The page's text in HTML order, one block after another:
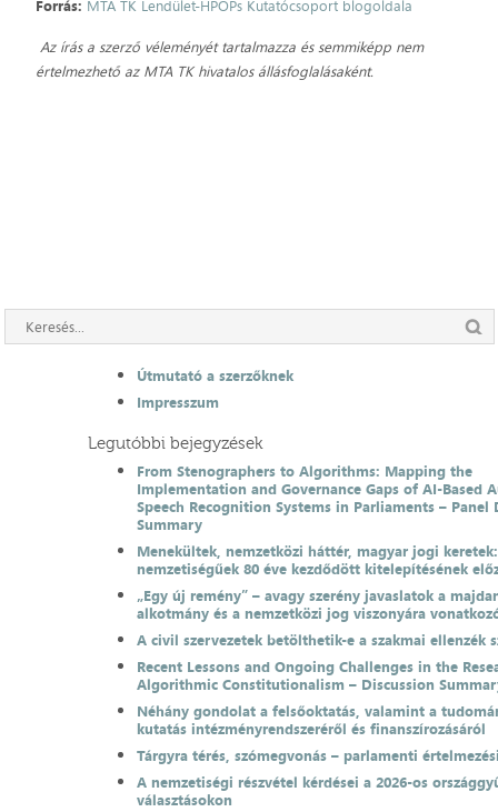
Forrás: MTA TK Lendület-HPOPs Kutatócsoport blogoldala
Az írás a szerző véleményét tartalmazza és semmiképp nem
értelmezhető az MTA TK hivatalos állásfoglalásaként.
Útmutató a szerzőknek
Impresszum
Legutóbbi bejegyzések
From Stenographers to Algorithms: Mapping the
Implementation and Governance Gaps of AI-Based
Speech Recognition Systems in Parliaments – Panel
Summary
Menekültek, nemzetközi háttér, magyar jogi
nemzetiségűek 80 éve kezdődött kitelepítésének
„Egy új remény” – avagy szerény javaslatok a
alkotmány és a nemzetközi jog viszonyára
A civil szervezetek betölthetik-e a szakmai ellenzék
Recent Lessons and Ongoing Challenges in the
Algorithmic Constitutionalism – Discussion
Néhány gondolat a felsőoktatás, valamint a
kutatás intézményrendszeréről és finanszírozásáról
Tárgyra térés, szómegvonás – parlamenti
A nemzetiségi részvétel kérdései a 2026-os
választásokon